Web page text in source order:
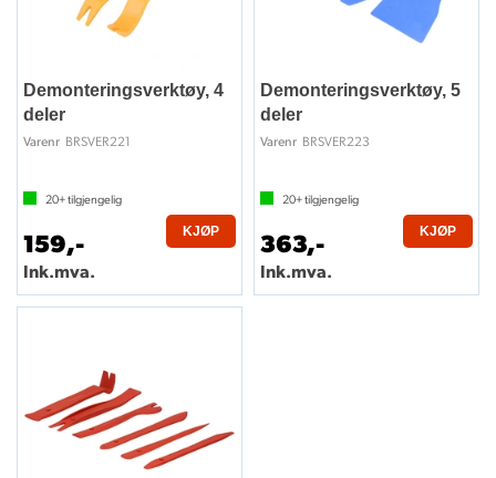
Demonteringsverktøy, 4
deler
Varenr BRSVER221
20+tilgjengelig
159,-
Ink.mva.
KJØP
Demonteringsverktøy, 5
deler
Varenr BRSVER223
20+tilgjengelig
363,-
Ink.mva.
KJØP